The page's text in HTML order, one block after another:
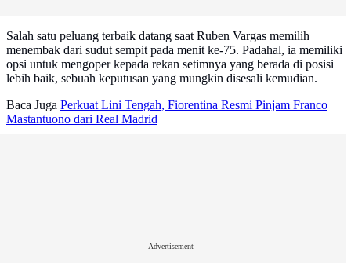
Salah satu peluang terbaik datang saat Ruben Vargas memilih
menembak dari sudut sempit pada menit ke-75. Padahal, ia memiliki
opsi untuk mengoper kepada rekan setimnya yang berada di posisi
lebih baik, sebuah keputusan yang mungkin disesali kemudian.
Baca Juga Perkuat Lini Tengah, Fiorentina Resmi Pinjam Franco
Mastantuono dari Real Madrid
Advertisement